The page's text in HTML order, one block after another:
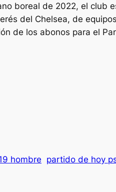
boreal de 2022, el club
del Chelsea, de
de los abonos para el
hombre partido de hoy